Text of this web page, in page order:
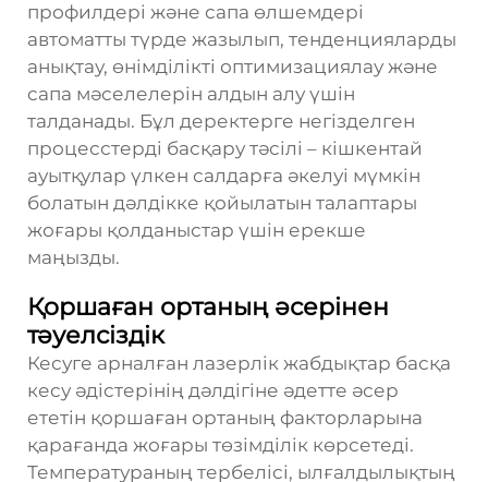
профилдері және сапа өлшемдері
автоматты түрде жазылып, тенденцияларды
анықтау, өнімділікті оптимизациялау және
сапа мәселелерін алдын алу үшін
талданады. Бұл деректерге негізделген
процесстерді басқару тәсілі – кішкентай
ауытқулар үлкен салдарға әкелуі мүмкін
болатын дәлдікке қойылатын талаптары
жоғары қолданыстар үшін ерекше
маңызды.
Қоршаған ортаның әсерінен
тәуелсіздік
Кесуге арналған лазерлік жабдықтар басқа
кесу әдістерінің дәлдігіне әдетте әсер
ететін қоршаған ортаның факторларына
қарағанда жоғары төзімділік көрсетеді.
Температураның тербелісі, ылғалдылықтың